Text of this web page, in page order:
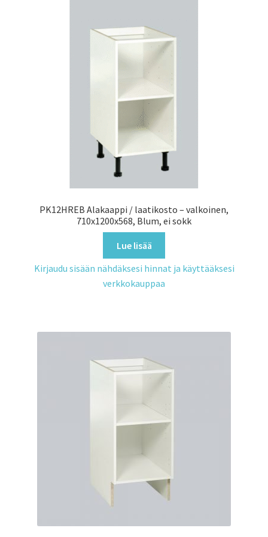
PK12HREB Alakaappi / laatikosto – valkoinen,
710x1200x568, Blum, ei sokk
Lue lisää
Kirjaudu sisään nähdäksesi hinnat ja käyttääksesi
verkkokauppaa